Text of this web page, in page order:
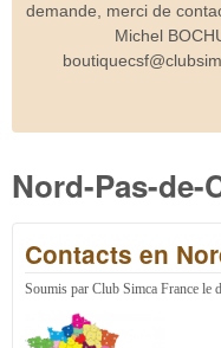
demande, merci de
Michel
Nord-Pas-de-
Contacts en
Soumis par Club Simca France le